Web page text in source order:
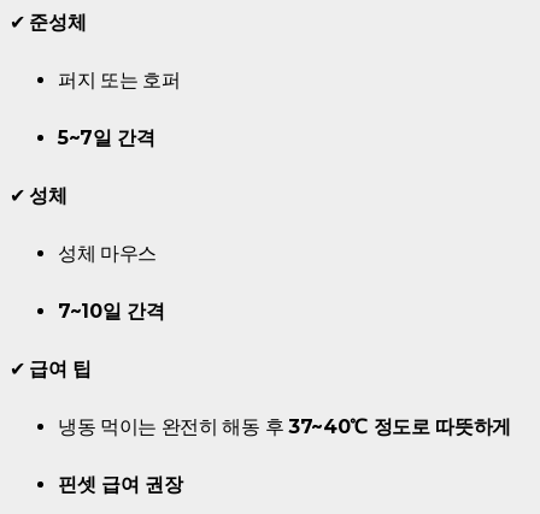
✔ 준성체
퍼지 또는 호퍼
5~7일 간격
✔성체
성체 마우스
7~10일 간격
✔ 급여 팁
냉동 먹이는 완전히 해동 후 37~40℃ 정도로 따뜻하게
핀셋 급여 권장